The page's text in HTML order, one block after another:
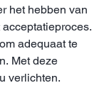
het hebben van
adequaat te
Met deze
verlichten.